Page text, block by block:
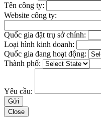
Tên công ty:
Website công ty:
Quốc gia đặt trụ sở chính:
Loại hình kinh doanh:
Quốc gia đang hoạt động:
Thành phố:
Yêu cầu:
Close